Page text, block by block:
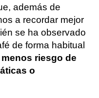
además de
a recordar mejor
se ha observado
de forma habitual
menos riesgo de
o